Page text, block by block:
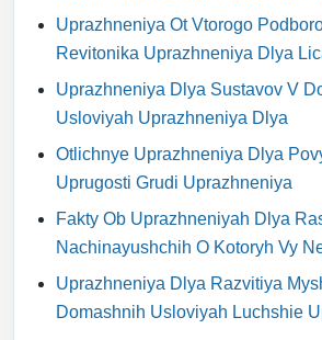
Uprazhneniya Ot Vtorogo
Revitonika Uprazhneniya Dlya
Uprazhneniya Dlya Sustavov V
Usloviyah Uprazhneniya Dlya
Otlichnye Uprazhneniya Dlya
Uprugosti Grudi Uprazhneniya
Fakty Ob Uprazhneniyah Dlya
Nachinayushchih O Kotoryh Vy
Uprazhneniya Dlya Razvitiya
Domashnih Usloviyah Luchshie